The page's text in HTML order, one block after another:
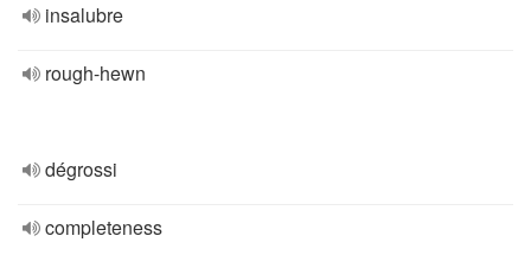
insalubre
rough-hewn
dégrossi
completeness